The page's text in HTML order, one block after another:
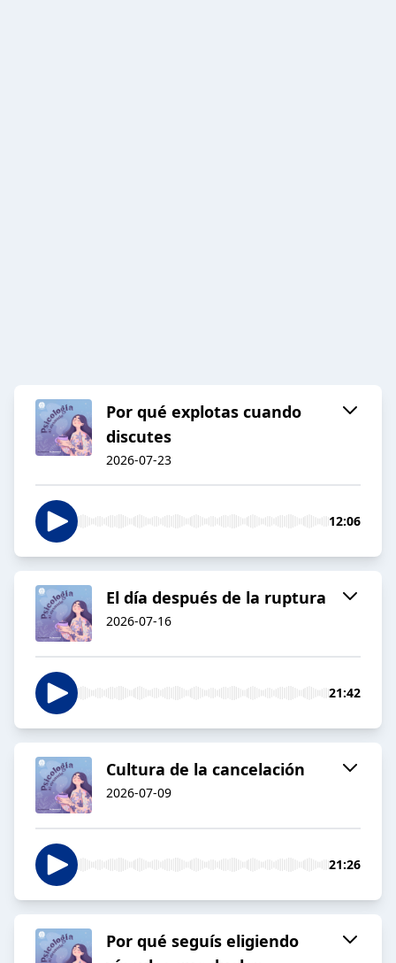
Por qué explotas cuando
discutes
2026-07-23
12:06
El día después de la ruptura
2026-07-16
21:42
Cultura de la cancelación
2026-07-09
21:26
Por qué seguís eligiendo